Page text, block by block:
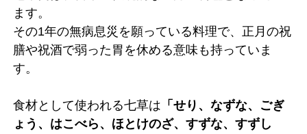
ます。
その1年の無病息災を願っている料理で、正月の祝
膳や祝酒で弱った胃を休める意味も持っていま
す。
食材として使われる七草は 「せり、なずな、ごぎ
ょう、はこべら、ほとけのざ、すずな、すずし